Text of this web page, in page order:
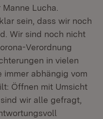
Lucha.
sein, dass wir noch
Wir sind noch nicht
Verordnung
in vielen
immer abhängig vom
Öffnen mit Umsicht
wir alle gefragt,